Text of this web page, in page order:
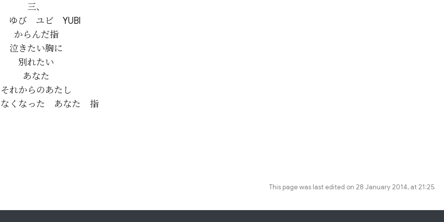
三、
ゆび　ユビ　YUBI
からんだ指
泣きたい胸に
別れたい
あなた
それからのあたし
わからなくなった　あなた　指
This page was last edited on 28 January 2014, at 21:25.